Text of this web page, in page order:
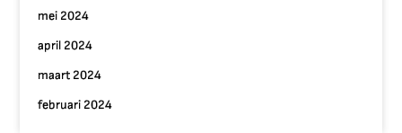
mei 2024
april 2024
maart 2024
februari 2024